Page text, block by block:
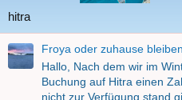
hitra
Froya oder zuhause bleiben
Hallo, Nach dem wir im
Buchung auf Hitra einen
nicht zur Verfügung stand